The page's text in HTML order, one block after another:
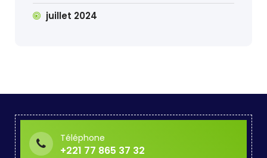
juillet 2024
Téléphone
+221 77 865 37 32